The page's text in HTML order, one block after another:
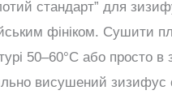
стандарт” для
фініком. Сушити
50–60°C або просто в
висушений